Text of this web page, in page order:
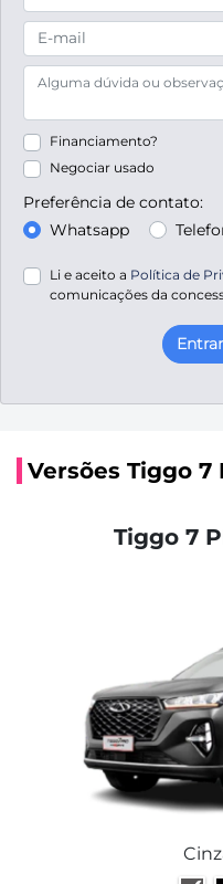
Financiamento?
Negociar usado
Preferência de contato:
Whatsapp
Li e aceito a Política de
comunicações da
Versões Tiggo 7
Tiggo 7